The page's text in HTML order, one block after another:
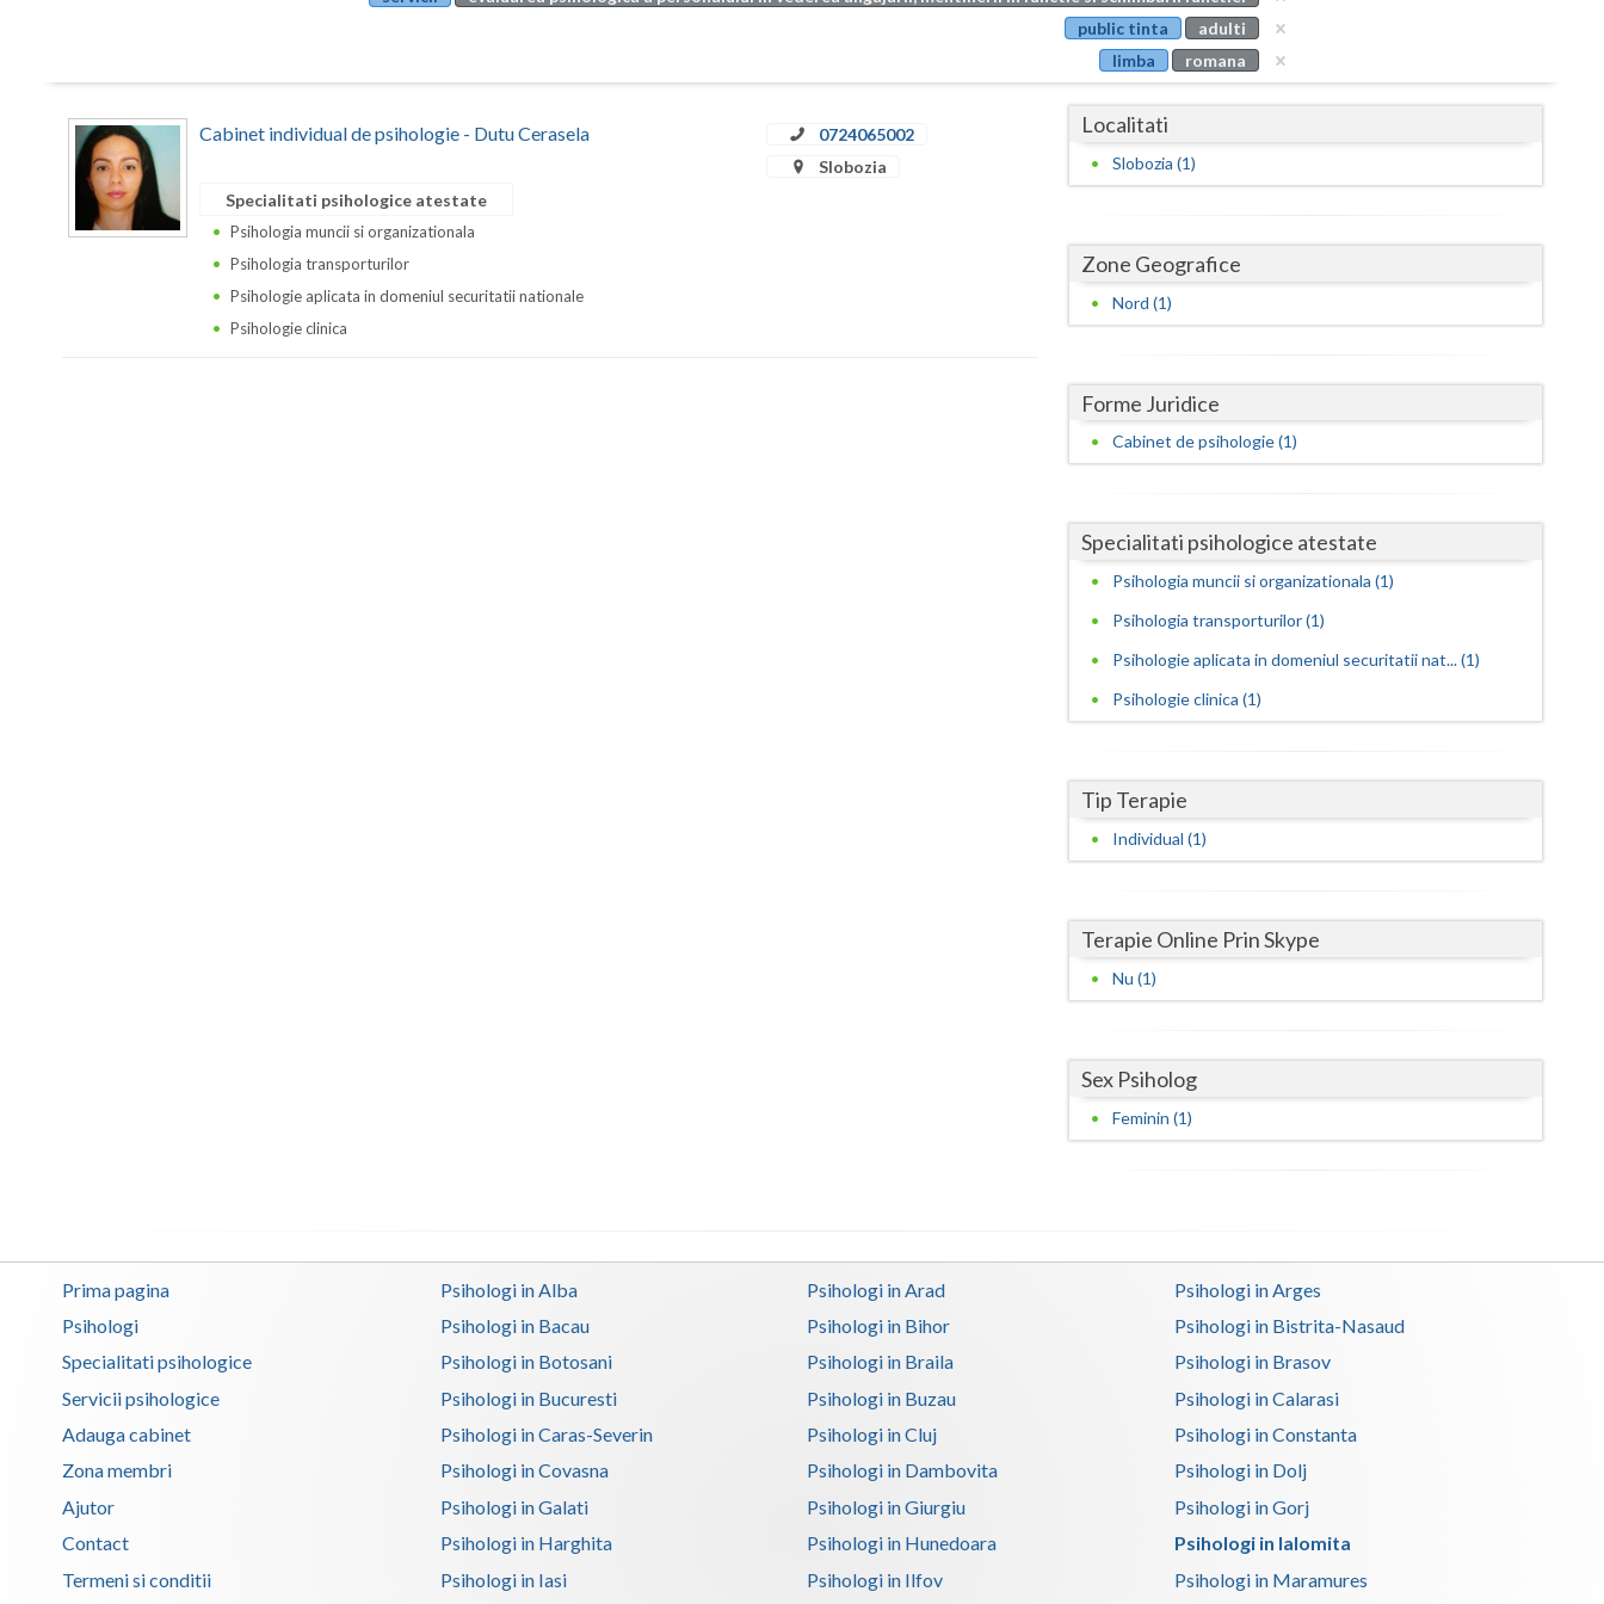
Buzau
Calarasi
Caras-Severin
Giurgiu
Harghita
Hunedoara
Maramures
Mehedinti
Neamt
Salaj
Timis
Tulcea
Valcea
Vaslui
public tinta
adulti
limba
romana
Cabinet individual de psihologie - Dutu Cerasela
0724065002
Slobozia
Specialitati psihologice atestate
Psihologia muncii si organizationala
Psihologia transporturilor
Psihologie aplicata in domeniul securitatii nationale
Psihologie clinica
Localitati
Slobozia (1)
Zone Geografice
Nord (1)
Forme Juridice
Cabinet de psihologie (1)
Specialitati psihologice atestate
Psihologia muncii si organizationala (1)
Psihologia transporturilor (1)
Psihologie aplicata in domeniul securitatii nat... (1)
Psihologie clinica (1)
Tip Terapie
Individual (1)
Terapie Online Prin Skype
Nu (1)
Sex Psiholog
Feminin (1)
Prima pagina
Psihologi
Specialitati psihologice
Servicii psihologice
Adauga cabinet
Zona membri
Ajutor
Contact
Termeni si conditii
Psihologi in Alba Psihologi in Arad
Psihologi in Arges
Psihologi in Bacau
Psihologi in Bihor
Psihologi in Bistrita-Nasaud
Psihologi in Botosani
Psihologi in Braila
Psihologi in Brasov
Psihologi in Bucuresti
Psihologi in Buzau
Psihologi in Calarasi
Psihologi in Caras-Severin
Psihologi in Cluj
Psihologi in Constanta
Psihologi in Covasna
Psihologi in Dambovita
Psihologi in Dolj
Psihologi in Galati
Psihologi in Giurgiu
Psihologi in Gorj
Psihologi in Harghita
Psihologi in Hunedoara
Psihologi in Ialomita
Psihologi in Iasi
Psihologi in Ilfov
Psihologi in Maramures